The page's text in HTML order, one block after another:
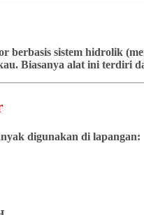
berbasis sistem hidrolik
Biasanya alat ini terdiri
digunakan di lapangan: